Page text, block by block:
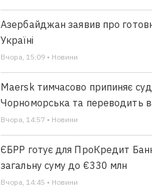
Азербайджан заявив про
Україні
Вчора, 15:09 • Новини
Maersk тимчасово припиняє
Чорноморська та переводить
Вчора, 14:57 • Новини
ЄБРР готує для ПроКредит
загальну суму до €330 млн
Вчора, 14:45 • Новини